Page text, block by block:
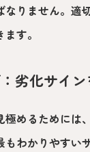
なりません。
す。
劣化サイ
めるためには
わかりやすい